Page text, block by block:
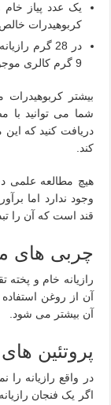
کربوهیدرات خالص به اضافه 7 گرم
9 گرم کالری موجود است.
بیشتر کربوهیدرات
کند.
هیچ مطالعه علمی
وجود ندارد اما
قند است که آن را
چربی های
رازیانه خام و پخته
آن از روغن
آن بیشتر می شود.
پروتئین
در واقع رازیانه را
اگر یک فنجان